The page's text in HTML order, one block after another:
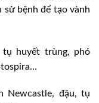
sử bệnh để tạo vành
huyết trùng, phó
Newcastle, đậu, tụ